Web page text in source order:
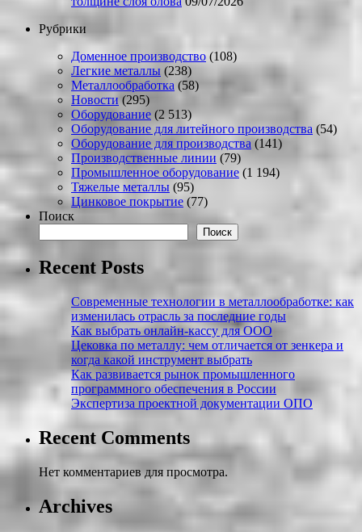
Рубрики
Доменное производство (108)
Легкие металлы (238)
Металлообработка (58)
Новости (295)
Оборудование (2 513)
Оборудование для литейного производства (54)
Оборудование для производства (141)
Производственные линии (79)
Промышленное оборудование (1 194)
Тяжелые металлы (95)
Цинковое покрытие (77)
Поиск
Поиск
Recent Posts
Современные технологии в металлообработке: как
изменилась отрасль за последние годы
Как выбрать онлайн-кассу для ООО
Цековка по металлу: чем отличается от зенкера и
когда какой инструмент выбрать
Как развивается рынок промышленного
программного обеспечения в России
Экспертиза проектной документации ОПО
Recent Comments
Нет комментариев для просмотра.
Archives